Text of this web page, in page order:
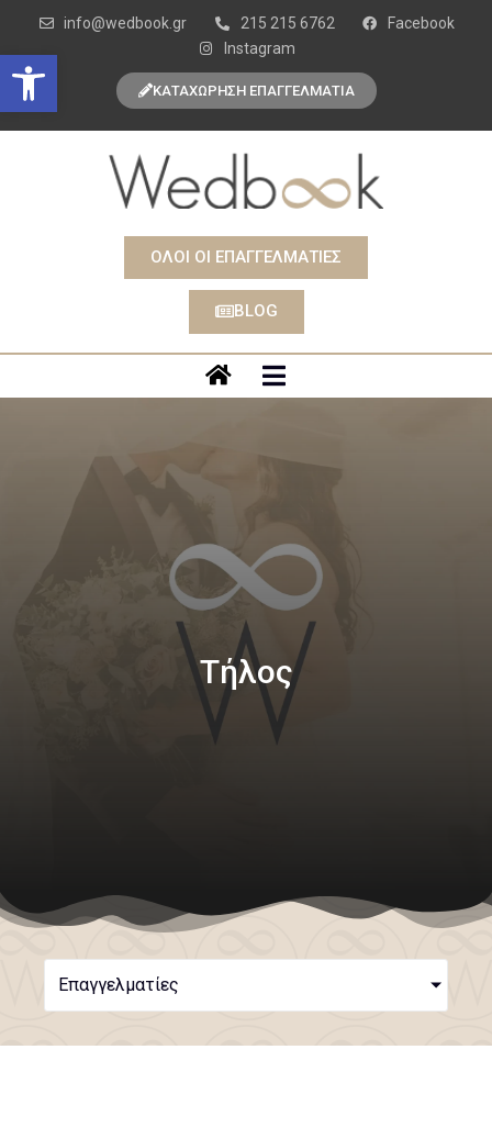
Open toolbar
info@wedbook.gr 215 215 6762
Facebook
Instagram
ΚΑΤΑΧΩΡΗΣΗ ΕΠΑΓΓΕΛΜΑΤΙΑ
ΟΛΟΙ ΟΙ ΕΠΑΓΓΕΛΜΑΤΙΕΣ
BLOG
Τήλος
Επαγγελματίες